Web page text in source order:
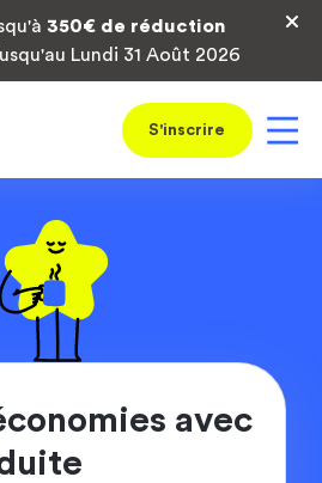
350€ de réduction
Lundi 31 Août 2026
S'inscrire
avec